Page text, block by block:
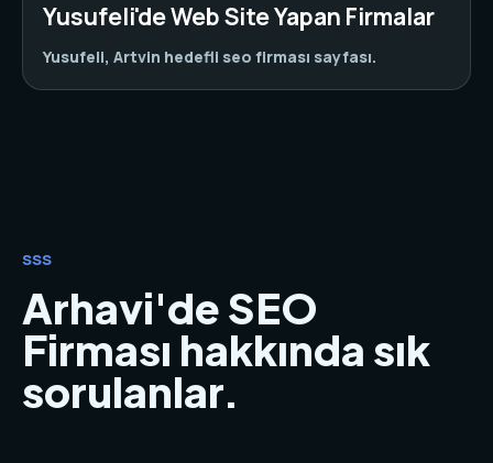
Yusufeli'de Web Site Yapan Firmalar
Yusufeli, Artvin hedefli seo firması sayfası.
SSS
Arhavi'de SEO
Firması hakkında sık
sorulanlar.